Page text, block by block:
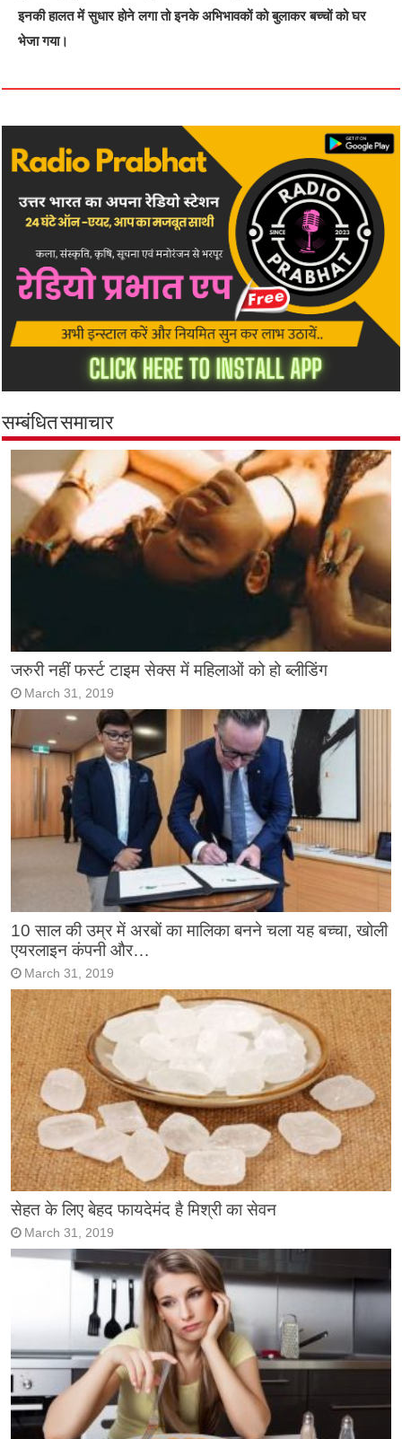
इनकी हालत में सुधार होने लगा तो इनके अभिभावकों को बुलाकर बच्चों को घर
भेजा गया।
सम्बंधित समाचार
जरुरी नहीं फर्स्ट टाइम सेक्स में महिलाओं को हो ब्लीडिंग
March 31, 2019
10 साल की उम्र में अरबों का मालिका बनने चला यह बच्चा, खोली
एयरलाइन कंपनी और…
March 31, 2019
सेहत के लिए बेहद फायदेमंद है मिश्री का सेवन
March 31, 2019